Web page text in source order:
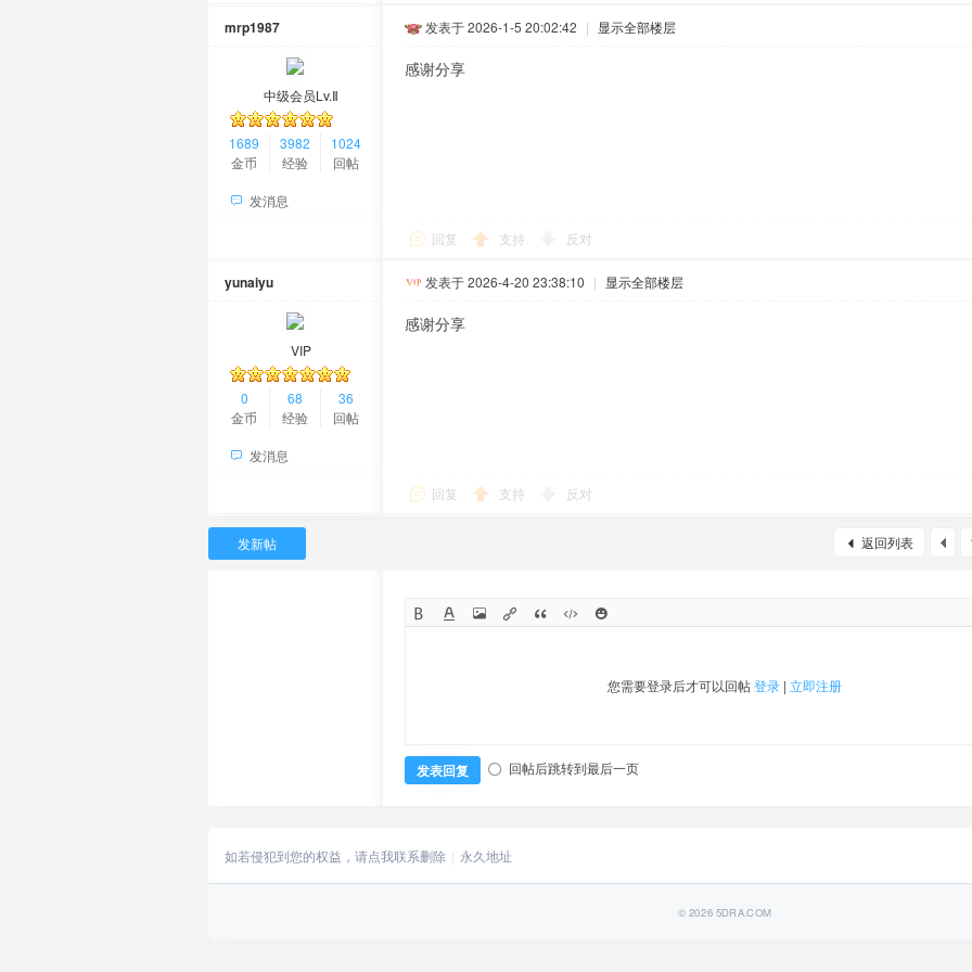
mrp1987
中级会员Lv.Ⅱ
1689
金币
3982
经验
1024
回帖
发消息
发表于 2026-1-5 20:02:42 | 显示全部楼层
感谢分享
回复 支持 反对
yunaiyu
VIP
0
金币
68
经验
36
回帖
发消息
发表于 2026-4-20 23:38:10 | 显示全部楼层
感谢分享
回复 支持 反对
返回列表
发新帖
您需要登录后才可以回帖登录| 立即注册
发表回复 回帖后跳转到最后一页
如若侵犯到您的权益，请点我联系删除 永久地址
© 2026 5DRA.COM